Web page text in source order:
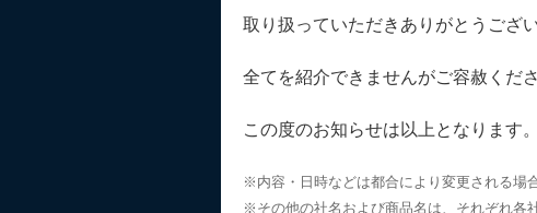
取り扱っていただきありがとうござ
全てを紹介できませんがご容赦くださ
この度のお知らせは以上となります。
※内容・日時などは都合により変更される場
※その他の社名および商品名は、それぞれ各